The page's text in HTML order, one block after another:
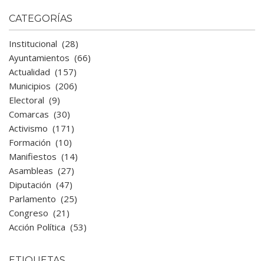
CATEGORÍAS
Institucional (28)
Ayuntamientos (66)
Actualidad (157)
Municipios (206)
Electoral (9)
Comarcas (30)
Activismo (171)
Formación (10)
Manifiestos (14)
Asambleas (27)
Diputación (47)
Parlamento (25)
Congreso (21)
Acción Política (53)